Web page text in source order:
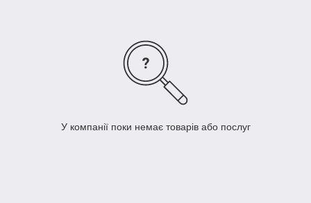
У компанії поки немає товарів або послуг